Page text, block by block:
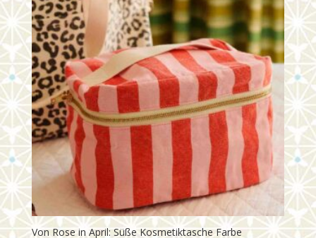
Von Rose in April: Süße Kosmetiktasche Farbe